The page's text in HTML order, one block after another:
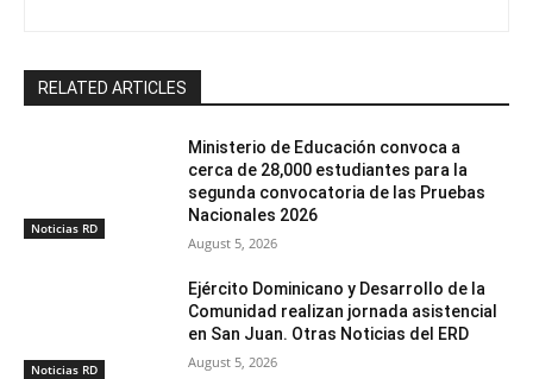
RELATED ARTICLES
Noticias RD
Ministerio de Educación convoca a
cerca de 28,000 estudiantes para la
segunda convocatoria de las Pruebas
Nacionales 2026
August 5, 2026
Noticias RD
Ejército Dominicano y Desarrollo de la
Comunidad realizan jornada asistencial
en San Juan. Otras Noticias del ERD
August 5, 2026